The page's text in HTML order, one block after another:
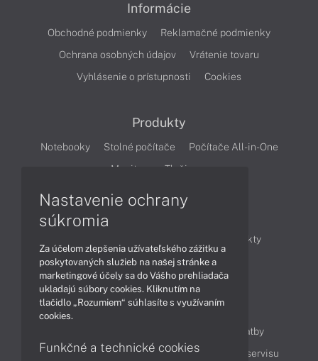
Informácie
Obchodné podmienky
Reklamačné podmienky
Ochrana osobných údajov
Vrátenie tovaru
Vyhlásenie o prístupnosti
Cookies
Produkty
Notebooky Stolné počítače
Počítače All-in-One
Monitory
Tlačiarne
Produkty
Technológie
Videá
Obsah
Možnosti doručenia a platby
Podpora a servis
Servisné služby Cenník servisu
Nastavenie ochrany
súkromia
Za účelom zlepšenia užívateľského zážitku a
poskytovaných služieb na našej stránke a
marketingové účely sa do Vášho prehliadača
ukladajú súbory cookies. Kliknutím na
tlačidlo „Rozumiem“ súhlasíte s využívaním
cookies.
Funkčné a technické cookies